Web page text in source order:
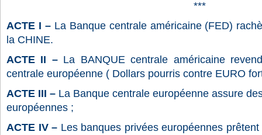
***
ACTE I –La Banque centrale américaine (FED)
la CHINE.
ACTE II –La BANQUE centrale américaine
centrale européenne ( Dollars pourris contre EURO
ACTE III – La Banque centrale européenne assure
européennes ;
ACTE IV – Les banques privées européennes